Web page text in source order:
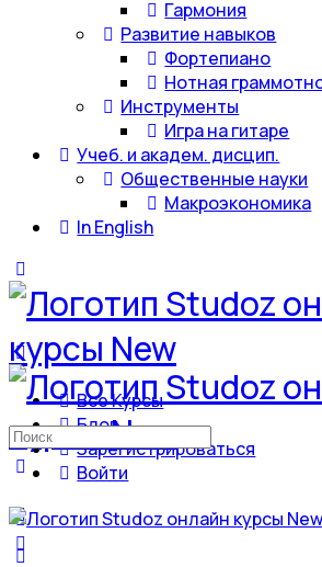
Гармония
Развитие навыков
Фортепиано
Нотная
Инструменты
Игра на гитаре
Учеб. и академ. дисцип.
Общественные науки
Макроэкономика
In English
Все Курсы
Блог
Зарегистрироваться
Войти
Искать: